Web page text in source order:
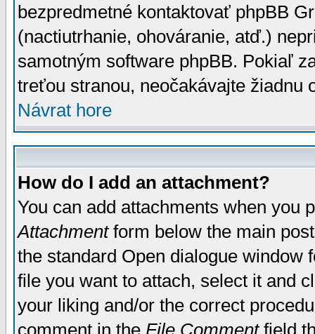
bezpredmetné kontaktovať phpBB
(nactiutrhanie, ohováranie, atď.)
samotným software phpBB. Pokiaľ
treťou stranou, neočakávajte žiadnu
Návrat hore
How do I add an attachment?
You can add attachments when you
Attachmentform below the main
the standard Open dialogue window
file you want to attach, select it and
your liking and/or the correct
comment in the File Commentfield